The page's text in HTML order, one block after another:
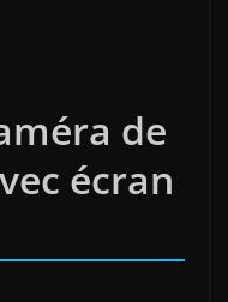
de
écran